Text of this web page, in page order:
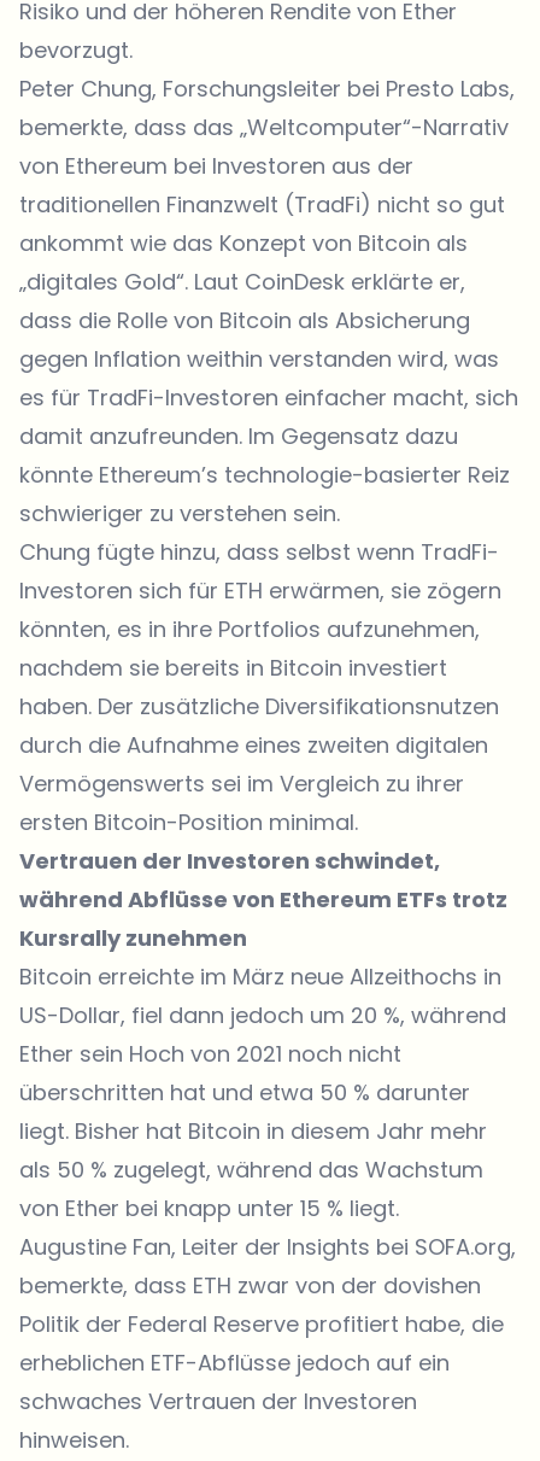
Risiko und der höheren Rendite von Ether
bevorzugt.
Peter Chung, Forschungsleiter bei Presto Labs,
bemerkte, dass das „Weltcomputer“-Narrativ
von Ethereum bei Investoren aus der
traditionellen Finanzwelt (TradFi) nicht so gut
ankommt wie das Konzept von Bitcoin als
„digitales Gold“. Laut CoinDesk erklärte er,
dass die Rolle von Bitcoin als Absicherung
gegen Inflation weithin verstanden wird, was
es für TradFi-Investoren einfacher macht, sich
damit anzufreunden. Im Gegensatz dazu
könnte Ethereum’s technologie-basierter Reiz
schwieriger zu verstehen sein.
Chung fügte hinzu, dass selbst wenn TradFi-
Investoren sich für ETH erwärmen, sie zögern
könnten, es in ihre Portfolios aufzunehmen,
nachdem sie bereits in Bitcoin investiert
haben. Der zusätzliche Diversifikationsnutzen
durch die Aufnahme eines zweiten digitalen
Vermögenswerts sei im Vergleich zu ihrer
ersten Bitcoin-Position minimal.
Vertrauen der Investoren schwindet,
während Abflüsse von Ethereum ETFs trotz
Kursrally zunehmen
Bitcoin erreichte im März neue Allzeithochs in
US-Dollar, fiel dann jedoch um 20 %, während
Ether sein Hoch von 2021 noch nicht
überschritten hat und etwa 50 % darunter
liegt. Bisher hat Bitcoin in diesem Jahr mehr
als 50 % zugelegt, während das Wachstum
von Ether bei knapp unter 15 % liegt.
Augustine Fan, Leiter der Insights bei SOFA.org,
bemerkte, dass ETH zwar von der dovishen
Politik der Federal Reserve profitiert habe, die
erheblichen ETF-Abflüsse jedoch auf ein
schwaches Vertrauen der Investoren
hinweisen.